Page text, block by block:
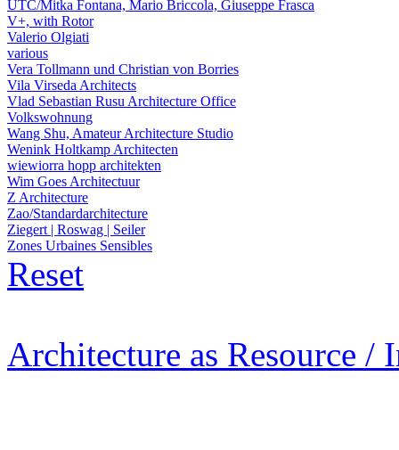
UTC/Mitka Fontana, Mario Briccola, Giuseppe Frasca
V+, with Rotor
Valerio Olgiati
various
Vera Tollmann und Christian von Borries
Vila Virseda Architects
Vlad Sebastian Rusu Architecture Office
Volkswohnung
Wang Shu, Amateur Architecture Studio
Wenink Holtkamp Architecten
wiewiorra hopp architekten
Wim Goes Architectuur
Z Architecture
Zao/Standardarchitecture
Ziegert | Roswag | Seiler
Zones Urbaines Sensibles
Reset
Architecture as Resource /